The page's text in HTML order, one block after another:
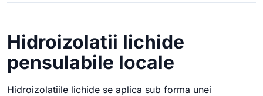
Hidroizolatii lichide
pensulabile locale
Hidroizolatiile lichide se aplica sub forma unei